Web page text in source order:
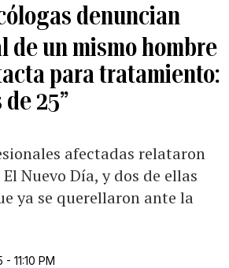
denuncian
de un mismo hombre
para tratamiento:
de 25”
afectadas relataron
Nuevo Día, y dos de ellas
ya se querellaron ante la
11:10 PM